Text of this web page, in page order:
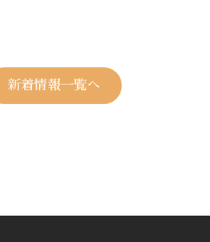
新着情報一覧へ